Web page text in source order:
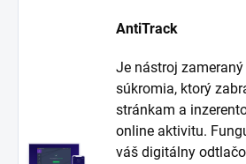
AntiTrack
Je nástroj
súkromia, ktorý
stránkam a
online aktivitu.
váš digitálny